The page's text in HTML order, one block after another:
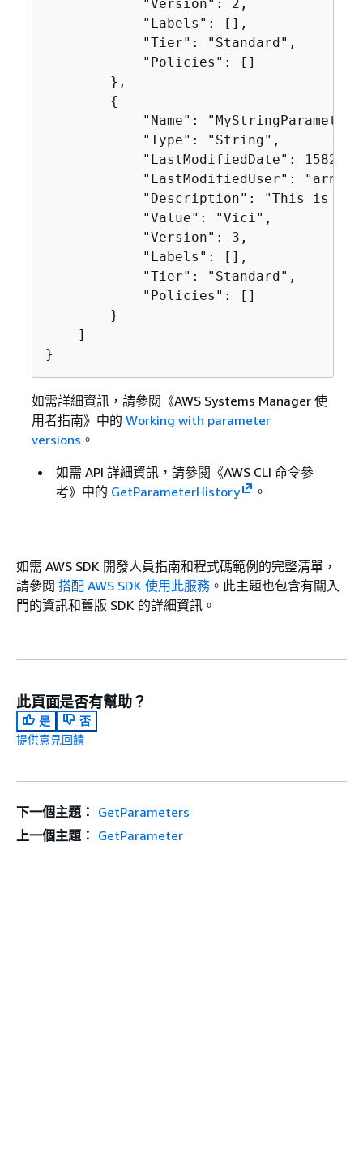
            "Version": 2,
            "Labels": [],
            "Tier": "Standard",
            "Policies": []
        },
{
"Name":
            "Type": "String",
"LastModifiedDate":
"LastModifiedUser":
"Description": "This is
            "Value": "Vici",
            "Version": 3,
            "Labels": [],
            "Tier": "Standard",
            "Policies": []
        }
    ]
}
如需詳細資訊，請參閱《AWS Systems Manager 使
用者指南》 中的 Working with parameter
versions 。
如需 API 詳細資訊，請參閱《AWS CLI 命令參
考》 中的 GetParameterHistory 。
如需 AWS SDK 開發人員指南和程式碼範例的完整清單，
請參閱 搭配 AWS SDK 使用此服務 。此主題也包含有關入
門的資訊和舊版 SDK 的詳細資訊。
此頁面是否有幫助？
是
否
提供意見回饋
下一個主題： GetParameters
上一個主題： GetParameter